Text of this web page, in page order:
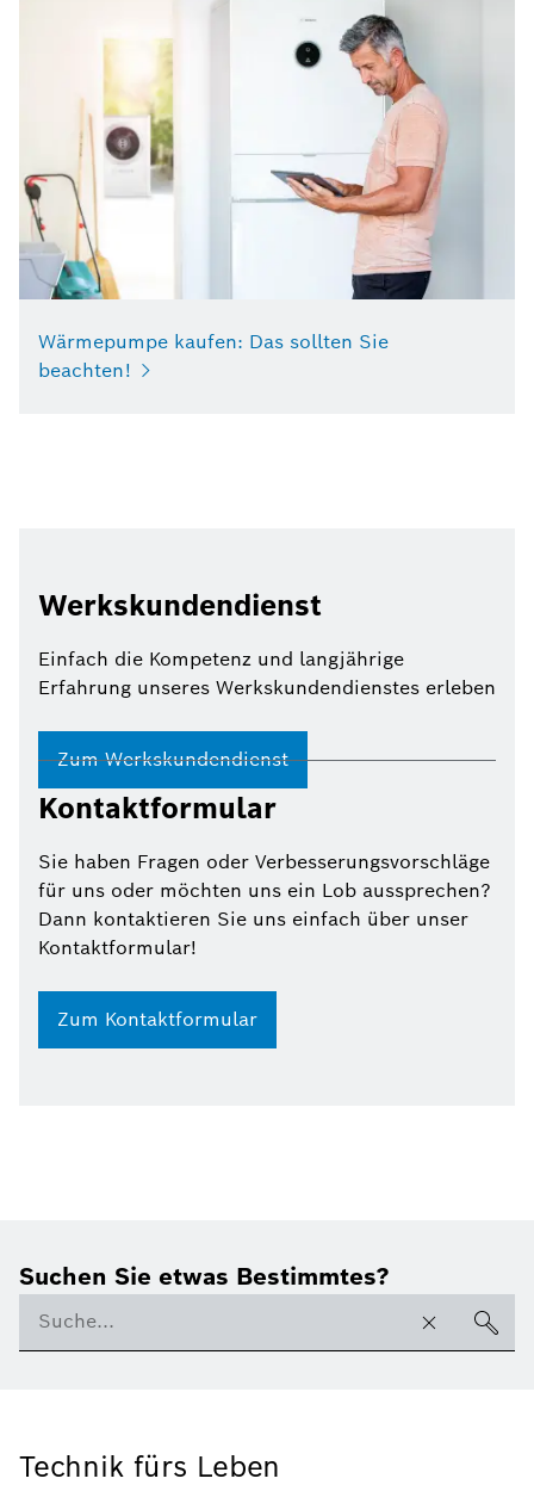
Wärmepumpe kaufen: Das sollten Sie
beachten!
Werkskundendienst
Einfach die Kompetenz und langjährige
Erfahrung unseres Werkskundendienstes erleben
Zum Werkskundendienst
Kontaktformular
Sie haben Fragen oder Verbesserungsvorschläge
für uns oder möchten uns ein Lob aussprechen?
Dann kontaktieren Sie uns einfach über unser
Kontaktformular!
Zum Kontaktformular
Suchen Sie etwas Bestimmtes?
Technik fürs Leben